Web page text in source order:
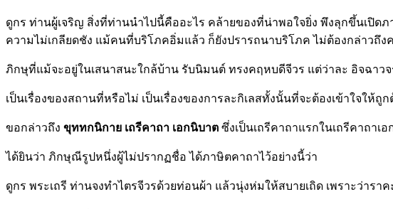
ดูกร ท่านผู้เจริญ สิ่งที่ท่านนำไปนี้คืออะไร คล้ายของที่น่าพอใจยิ่ง พึงลุกขึ้นเปิ
ความไม่เกลียดชัง แม้คนที่บริโภคอิ่มแล้ว ก็ยังปรารถนาบริโภค ไม่ต้องกล่าวถึง
ภิกษุที่แม้จะอยู่ในเสนาสนะใกล้บ้าน รับนิมนต์ ทรงคฤหบดีจีวร แต่ว่าละ อิจฉา
เป็นเรื่องของสถานที่หรือไม่ เป็นเรื่องของการละกิเลสทั้งนั้นที่จะต้องเข้าใจให้ถู
ขอกล่าวถึง ขุททกนิกาย เถรีคาถา เอกนิบาต ซึ่งเป็นเถรีคาถาแรกในเถรีคาถาเ
ได้ยินว่า ภิกษุณีรูปหนึ่งผู้ไม่ปรากฏชื่อ ได้ภาษิตคาถาไว้อย่างนี้ว่า
ดูกร พระเถรี ท่านจงทำไตรจีวรด้วยท่อนผ้า แล้วนุ่งห่มให้สบายเถิด เพราะว่า